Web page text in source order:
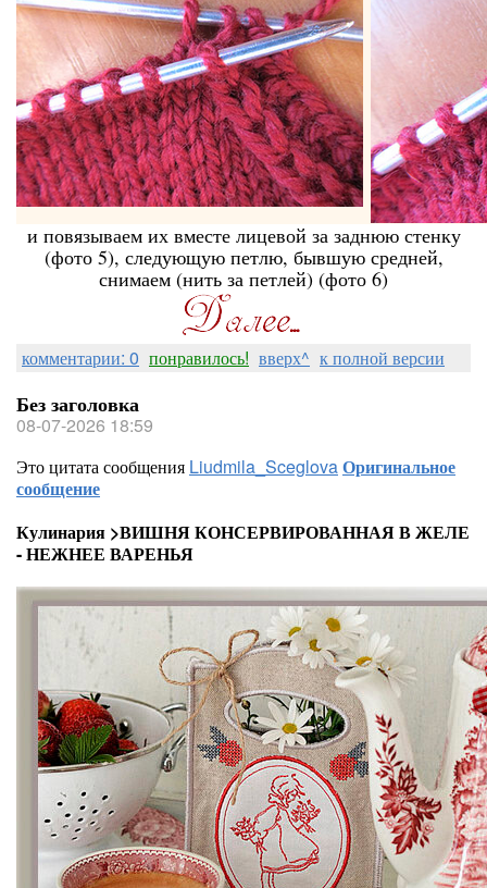
и повязываем их вместе лицевой за заднюю стенку
(фото 5), следующую петлю, бывшую средней,
снимаем (нить за петлей) (фото 6)
комментарии: 0 понравилось! вверх^ к полной версии
Без заголовка
08-07-2026 18:59
Это цитата сообщения Liudmila_SceglovaОригинальное
сообщение
Кулинария >ВИШНЯ КОНСЕРВИРОВАННАЯ В ЖЕЛЕ
- НЕЖНЕЕ ВАРЕНЬЯ